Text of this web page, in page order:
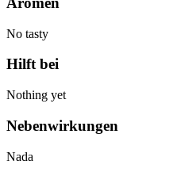
No tasty
Hilft bei
Nothing yet
Nebenwirkungen
Nada